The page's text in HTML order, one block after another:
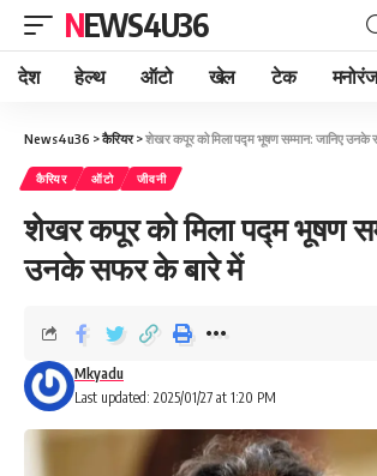
NEWS4U36
देश हेल्थ ऑटो खेल टेक
News4u36 >कैरियर>शेखर कपूर को मिला पद्म भूषण सम्मान: जानिए उनके
कैरियर ऑटो जीवनी
शेखर कपूर को मिला पद्म भूषण
उनके सफर के बारे में
Last updated: 2025/01/27 at 1:20 PM
Mkyadu